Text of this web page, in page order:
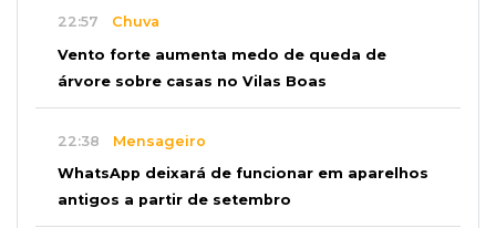
22:57 Chuva
Vento forte aumenta medo de queda de
árvore sobre casas no Vilas Boas
22:38 Mensageiro
WhatsApp deixará de funcionar em aparelhos
antigos a partir de setembro